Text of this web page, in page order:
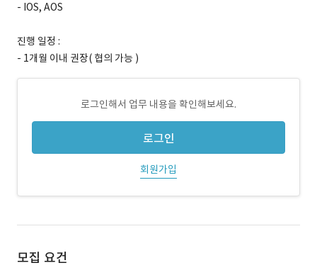
- IOS, AOS
진행 일정 :
- 1개월 이내 권장( 협의 가능 )
로그인해서 업무 내용을 확인해보세요.
로그인
회원가입
모집 요건